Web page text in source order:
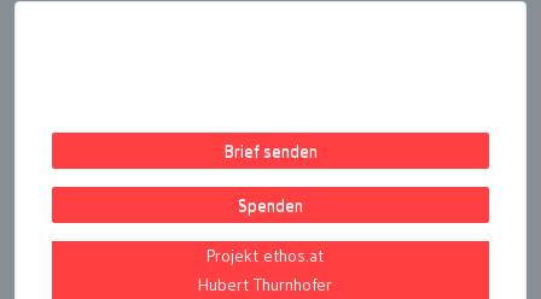
Brief senden
Spenden
Projekt ethos.at
Hubert Thurnhofer